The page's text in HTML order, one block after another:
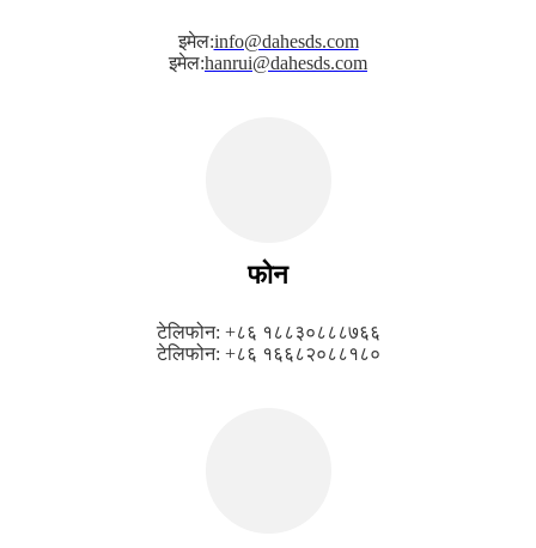
इमेल:info@dahesds.com
इमेल:hanrui@dahesds.com
फोन
टेलिफोन: +८६ १८८३०८८८७६६
टेलिफोन: +८६ १६६८२०८८१८०